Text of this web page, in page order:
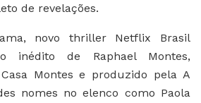
de revelações.
novo thriller Netflix Brasil
inédito de Raphael Montes,
Montes e produzido pela A
nomes no elenco como Paola